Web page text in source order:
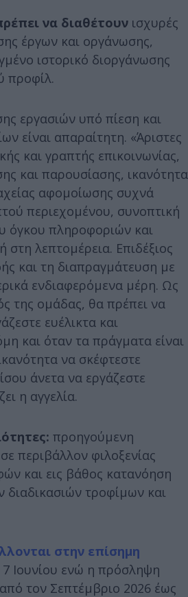
να διαθέτουν ισχυρές
έργων και οργάνωσης,
ιστορικό διοργάνωσης
προφίλ.
εργασιών υπό πίεση και
είναι απαραίτητη. «Άριστες
και γραπτής επικοινωνίας,
και παρουσίασης, ικανότητα
αφομοίωσης συχνά
περιεχομένου, συνοπτική
όγκου πληροφοριών και
λεπτομέρεια. Επιδέξιος
και τη διαπραγμάτευση με
ενδιαφερόμενα μέρη. Ως
της ομάδας, θα πρέπει να
ευέλικτα και
και όταν τα πράγματα είναι
να σκέφτεστε
άνετα να εργάζεστε
η αγγελία.
προηγούμενη
περιβάλλον φιλοξενίας
και εις βάθος κατανόηση
τροφίμων και
στην επίσημη
7 Ιουνίου ενώ η πρόσληψη
τον Σεπτέμβριο 2026 έως